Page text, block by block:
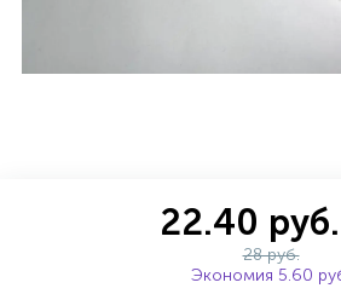
22.40 руб.
28 руб.
Экономия 5.60